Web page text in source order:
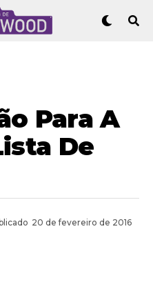
Para A
De
20 de fevereiro de 2016